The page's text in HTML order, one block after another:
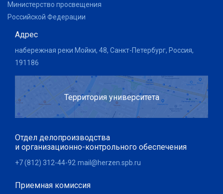
Министерство просвещения
Российской Федерации
Адрес
набережная реки Мойки, 48, Санкт-Петербург, Россия,
191186
Территория университета
Отдел делопроизводства
и организационно-контрольного обеспечения
+7 (812) 312-44-92 mail@herzen.spb.ru
Приемная комиссия